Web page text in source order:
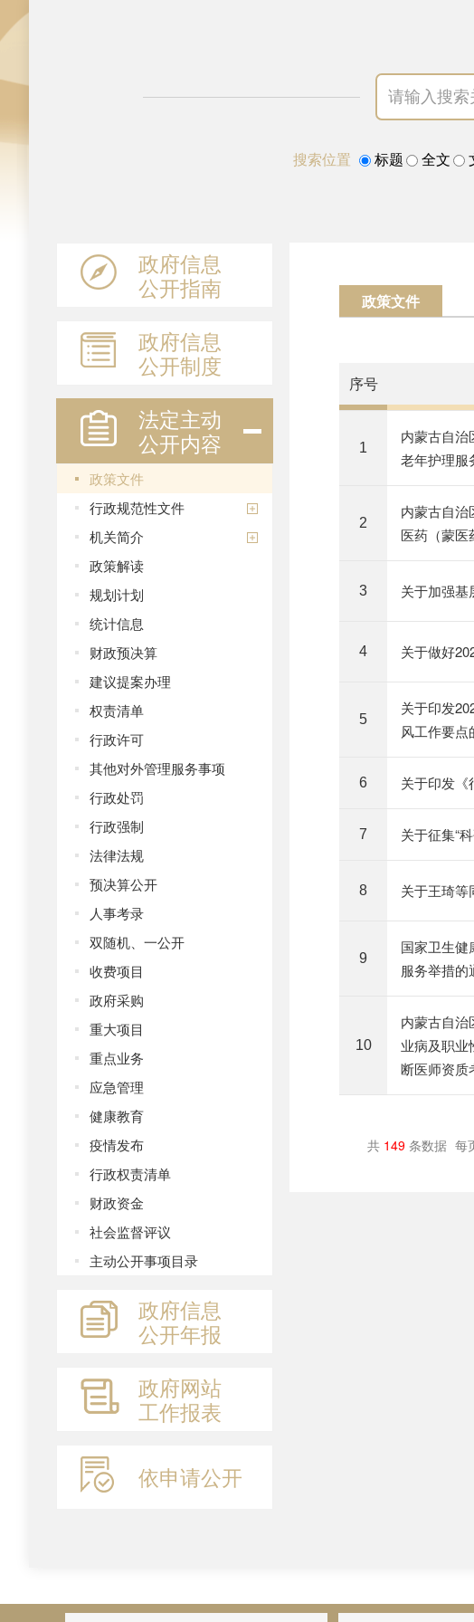
搜索位置 标题 全文
政府信息
公开指南
政府信息
公开制度
法定主动
公开内容
政策文件
行政规范性文件
机关简介
政策解读
规划计划
统计信息
财政预决算
建议提案办理
权责清单
行政许可
其他对外管理服务事项
行政处罚
行政强制
法律法规
预决算公开
人事考录
双随机、一公开
收费项目
政府采购
重大项目
重点业务
应急管理
健康教育
疫情发布
行政权责清单
财政资金
社会监督评议
主动公开事项目录
政府信息
公开年报
政府网站
工作报表
依申请公开
政策文件
序号
1
内蒙古自治
老年护理服
2
内蒙古自治
医药（蒙医
3 关于加强基
4 关于做好
5
关于印发
风工作要点
6 关于印发《
7 关于征集“
8 关于王琦等
9
国家卫生健
服务举措的
10
内蒙古自治
业病及职业
断医师资质
共 149 条数据 每